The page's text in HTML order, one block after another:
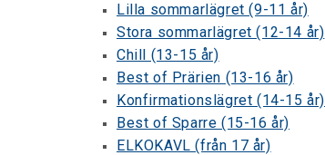
Lilla sommarlägret (9-11 år)
Stora sommarlägret (12-14 år)
Chill (13-15 år)
Best of Prärien (13-16 år)
Konfirmationslägret (14-15 år)
Best of Sparre (15-16 år)
ELKOKAVL (från 17 år)